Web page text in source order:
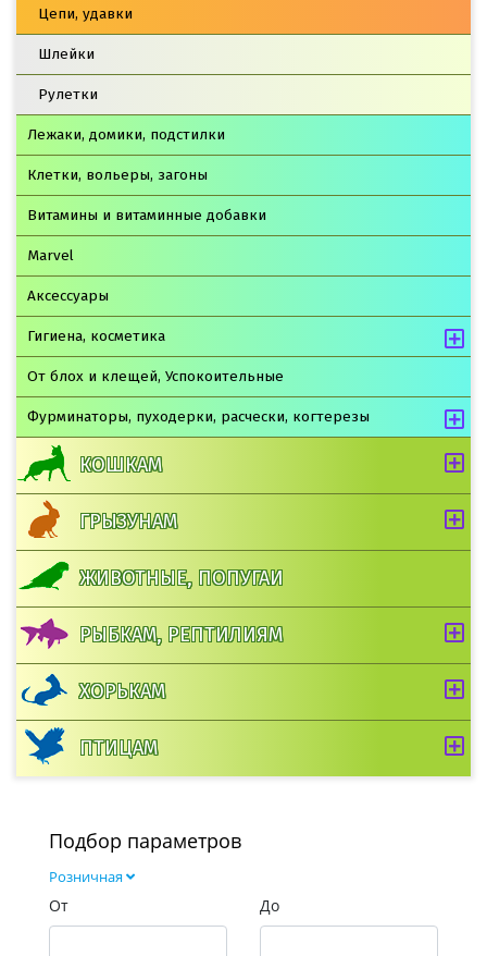
Цепи, удавки
Шлейки
Рулетки
Лежаки, домики, подстилки
Клетки, вольеры, загоны
Витамины и витаминные добавки
Marvel
Аксессуары
Гигиена, косметика
От блох и клещей, Успокоительные
Фурминаторы, пуходерки, расчески, когтерезы
КОШКАМ
ГРЫЗУНАМ
ЖИВОТНЫЕ, ПОПУГАИ
РЫБКАМ, РЕПТИЛИЯМ
ХОРЬКАМ
ПТИЦАМ
Подбор параметров
Розничная
От До